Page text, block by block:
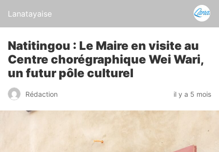
Lanatayaise
Natitingou : Le Maire en visite au
Centre chorégraphique Wei Wari,
un futur pôle culturel
Rédaction il y a 5 mois